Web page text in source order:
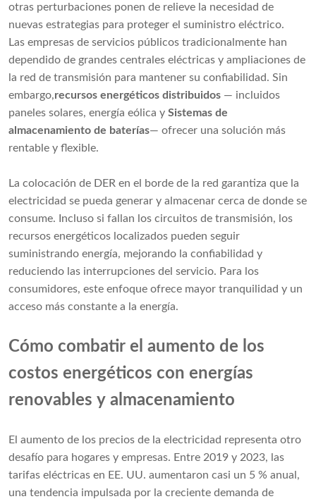
otras perturbaciones ponen de relieve la necesidad de
nuevas estrategias para proteger el suministro eléctrico.
Las empresas de servicios públicos tradicionalmente han
dependido de grandes centrales eléctricas y ampliaciones de
la red de transmisión para mantener su confiabilidad. Sin
embargo,recursos energéticos distribuidos — incluidos
paneles solares, energía eólica y Sistemas de
almacenamiento de baterías— ofrecer una solución más
rentable y flexible.
La colocación de DER en el borde de la red garantiza que la
electricidad se pueda generar y almacenar cerca de donde se
consume. Incluso si fallan los circuitos de transmisión, los
recursos energéticos localizados pueden seguir
suministrando energía, mejorando la confiabilidad y
reduciendo las interrupciones del servicio. Para los
consumidores, este enfoque ofrece mayor tranquilidad y un
acceso más constante a la energía.
Cómo combatir el aumento de los
costos energéticos con energías
renovables y almacenamiento
El aumento de los precios de la electricidad representa otro
desafío para hogares y empresas. Entre 2019 y 2023, las
tarifas eléctricas en EE. UU. aumentaron casi un 5 % anual,
una tendencia impulsada por la creciente demanda de